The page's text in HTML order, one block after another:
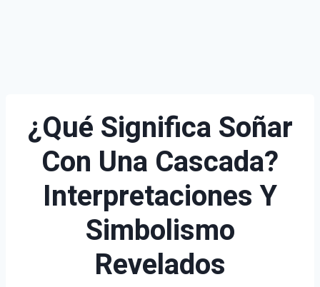
¿Qué Significa Soñar
Con Una Cascada?
Interpretaciones Y
Simbolismo
Revelados